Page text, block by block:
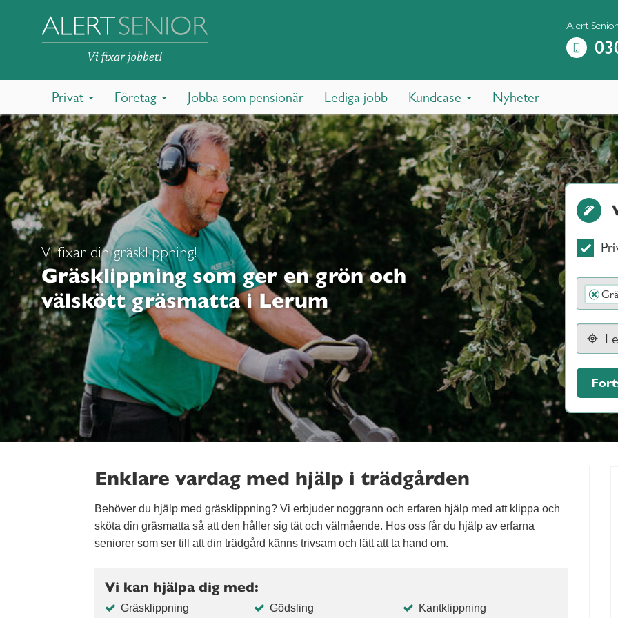
Alert
Privat Företag Jobba som pensionär Lediga jobb Kundcase Nyheter
Vi fixar din gräsklippning!
Gräsklippning som ger en grön och
välskött gräsmatta i Lerum
×
Enklare vardag med hjälp i trädgården
Behöver du hjälp med gräsklippning? Vi erbjuder noggrann och erfaren hjälp med att klippa och
sköta din gräsmatta så att den håller sig tät och välmående. Hos oss får du hjälp av erfarna
seniorer som ser till att din trädgård känns trivsam och lätt att ta hand om.
Vi kan hjälpa dig med:
Gräsklippning Gödsling Kantklippning